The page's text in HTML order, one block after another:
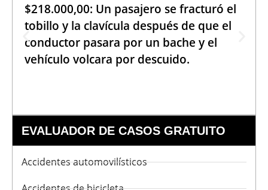
$218.000,00: Un pasajero se fracturó el
tobillo y la clavícula después de que el
conductor pasara por un bache y el
vehículo volcara por descuido.
EVALUADOR DE CASOS GRATUITO
Accidentes automovilísticos